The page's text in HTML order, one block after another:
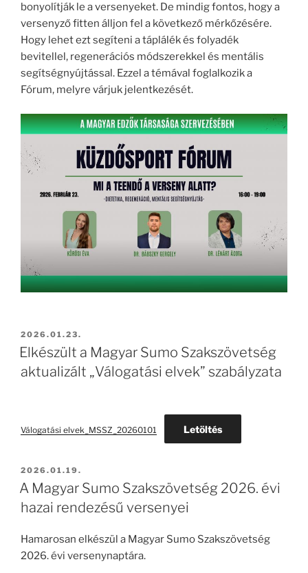
bonyolítják le a versenyeket. De mindig fontos, hogy a
versenyző fitten álljon fel a következő mérkőzésére.
Hogy lehet ezt segíteni a táplálék és folyadék
bevitellel, regenerációs módszerekkel és mentális
segítségnyújtással. Ezzel a témával foglalkozik a
Fórum, melyre várjuk jelentkezését.
BEKÜLDVE:
2026.01.23.
Elkészült a Magyar Sumo Szakszövetség
aktualizált „Válogatási elvek” szabályzata
Válogatási elvek_MSSZ_20260101 Letöltés
BEKÜLDVE:
2026.01.19.
A Magyar Sumo Szakszövetség 2026. évi
hazai rendezésű versenyei
Hamarosan elkészül a Magyar Sumo Szakszövetség
2026. évi versenynaptára.